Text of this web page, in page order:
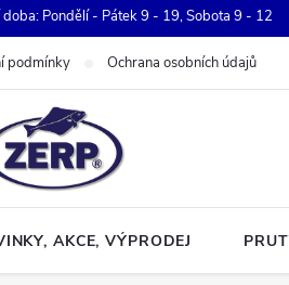
Pondělí - Pátek 9 - 19, Sobota 9 - 12
podmínky Ochrana osobních údajů
AKCE, VÝPRODEJ